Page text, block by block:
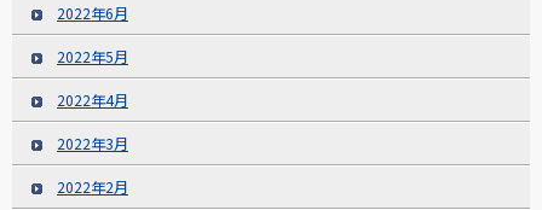
2022年6月
2022年5月
2022年4月
2022年3月
2022年2月